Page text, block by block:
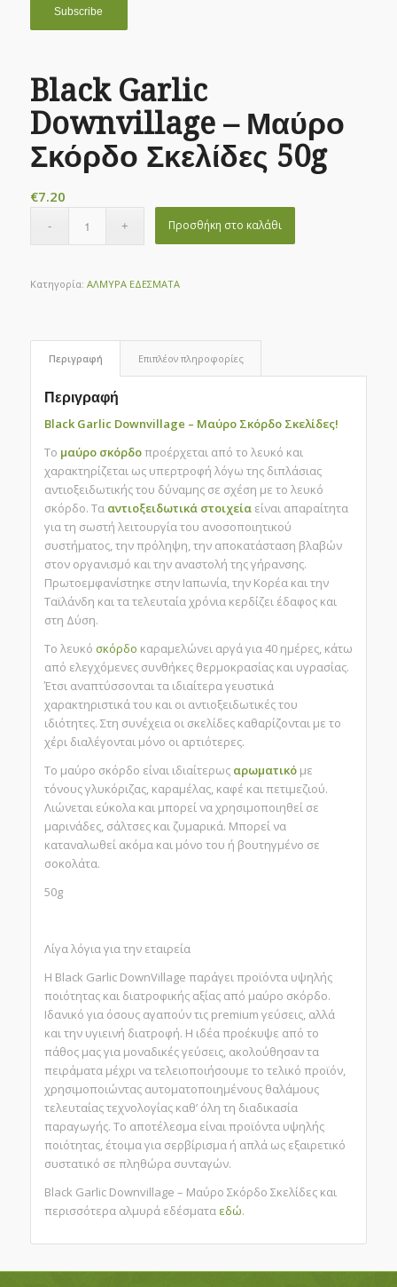
Black Garlic
Downvillage – Μαύρο
Σκόρδο Σκελίδες 50g
€7.20
Προσθήκη στο καλάθι
Κατηγορία: ΑΛΜΥΡΑ ΕΔΕΣΜΑΤΑ
Περιγραφή Επιπλέον πληροφορίες
Περιγραφή
Black Garlic Downvillage – Μαύρο Σκόρδο Σκελίδες!
Το μαύρο σκόρδοπροέρχεται από το λευκό και
χαρακτηρίζεται ως υπερτροφή λόγω της διπλάσιας
αντιοξειδωτικής του δύναμης σε σχέση με το λευκό
σκόρδο. Τα αντιοξειδωτικά στοιχείαείναι απαραίτητα
για τη σωστή λειτουργία του ανοσοποιητικού
συστήματος, την πρόληψη, την αποκατάσταση βλαβών
στον οργανισμό και την αναστολή της γήρανσης.
Πρωτοεμφανίστηκε στην Ιαπωνία, την Κορέα και την
Ταϊλάνδη και τα τελευταία χρόνια κερδίζει έδαφος και
στη Δύση.
Το λευκό σκόρδο καραμελώνει αργά για 40 ημέρες, κάτω
από ελεγχόμενες συνθήκες θερμοκρασίας και υγρασίας.
Έτσι αναπτύσσονται τα ιδιαίτερα γευστικά
χαρακτηριστικά του και οι αντιοξειδωτικές του
ιδιότητες. Στη συνέχεια οι σκελίδες καθαρίζονται με το
χέρι διαλέγονται μόνο οι αρτιότερες.
Το μαύρο σκόρδο είναι ιδιαίτερως αρωματικόμε
τόνους γλυκόριζας, καραμέλας, καφέ και πετιμεζιού.
Λιώνεται εύκολα και μπορεί να χρησιμοποιηθεί σε
μαρινάδες, σάλτσες και ζυμαρικά. Μπορεί να
καταναλωθεί ακόμα και μόνο του ή βουτηγμένο σε
σοκολάτα.
50g
Λίγα λόγια για την εταιρεία
Η Black Garlic DownVillage παράγει προϊόντα υψηλής
ποιότητας και διατροφικής αξίας από μαύρο σκόρδο.
Ιδανικό για όσους αγαπούν τις premium γεύσεις, αλλά
και την υγιεινή διατροφή. Η ιδέα προέκυψε από το
πάθος μας για μοναδικές γεύσεις, ακολούθησαν τα
πειράματα μέχρι να τελειοποιήσουμε το τελικό προϊόν,
χρησιμοποιώντας αυτοματοποιημένους θαλάμους
τελευταίας τεχνολογίας καθ’ όλη τη διαδικασία
παραγωγής. Το αποτέλεσμα είναι προϊόντα υψηλής
ποιότητας, έτοιμα για σερβίρισμα ή απλά ως εξαιρετικό
συστατικό σε πληθώρα συνταγών.
Black Garlic Downvillage – Μαύρο Σκόρδο Σκελίδες και
περισσότερα αλμυρά εδέσματα εδώ.